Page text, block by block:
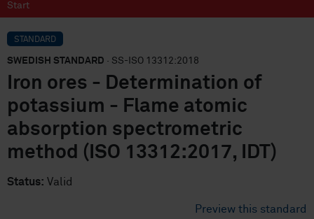
Start
STANDARD
SWEDISH STANDARD · SS-ISO 13312:2018
Iron ores - Determination of
potassium - Flame atomic
absorption spectrometric
method (ISO 13312:2017, IDT)
Status: Valid
Preview this standard